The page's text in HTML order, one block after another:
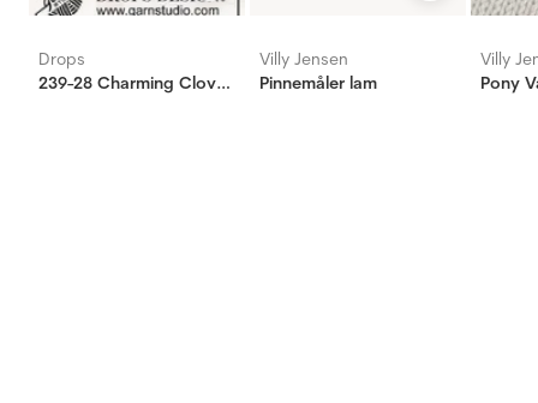
Drops
239-28 Charming Clover Top
Villy Jensen
Pinnemåler lam
Villy
Pony